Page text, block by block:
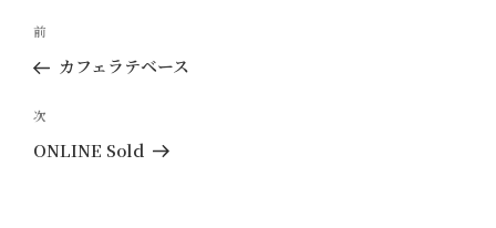
投
ナ
ビ
ゲ
過
去
投
稿
前
カフェラテベース
次
の
次
ONLINE Sold